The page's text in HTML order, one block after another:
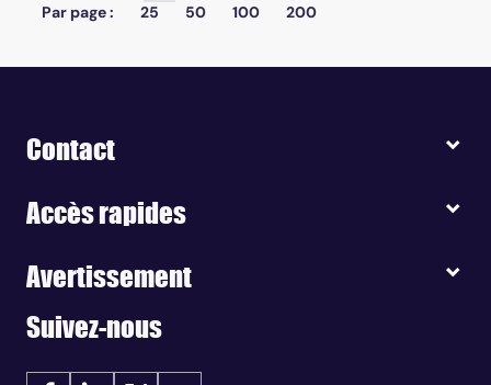
Par page :
25 50 100 200
Contact
Accès rapides
Avertissement
Suivez-nous